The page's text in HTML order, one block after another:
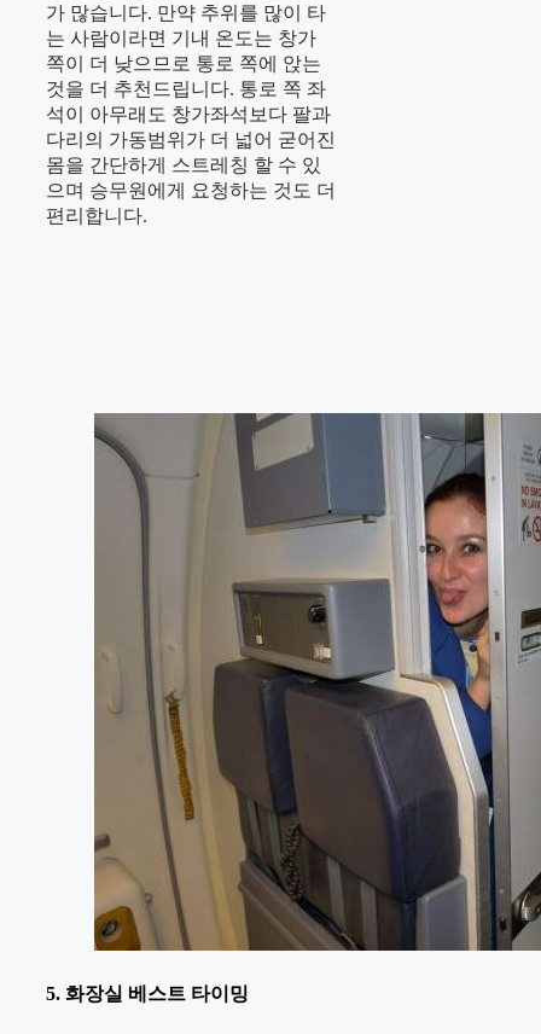
가 많습니다. 만약 추위를 많이 타
는 사람이라면 기내 온도는 창가
쪽이 더 낮으므로 통로 쪽에 앉는
것을 더 추천드립니다. 통로 쪽 좌
석이 아무래도 창가좌석보다 팔과
다리의 가동범위가 더 넓어 굳어진
몸을 간단하게 스트레칭 할 수 있
으며 승무원에게 요청하는 것도 더
편리합니다.
5. 화장실 베스트 타이밍